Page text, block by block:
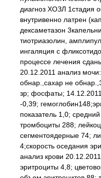
диагноз ХОЗЛ 1стадия
внутривенно латрен
дексаметазон
тиотриазолин,
ингаляция с
процессе лечения
20.12.2011 анализ
обнар.,сахар не
зр; фосфаты;
-0,39;
показатель 1,0;
тромбоциты 288;
сегментоядерные 74;
4;скорость оседания
анализ крови
эритроциты 4,8;